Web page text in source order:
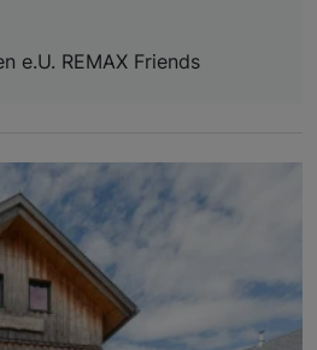
e.U. REMAX Friends